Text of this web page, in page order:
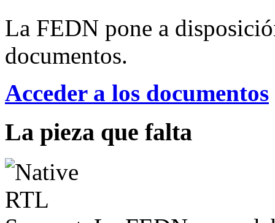
La FEDN pone a
documentos.
Acceder a los documentos
La pieza que falta